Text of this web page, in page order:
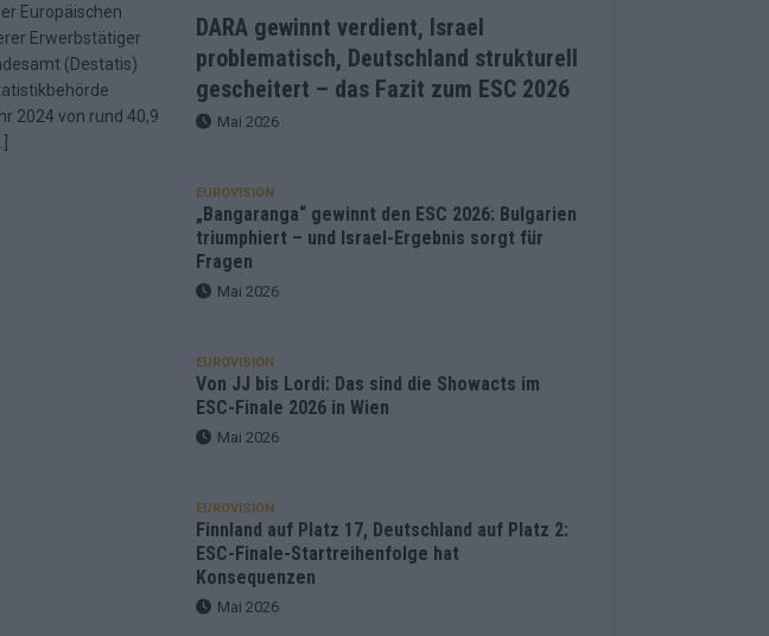
setzt auf viele
– das
Europäischen
Erwerbstätiger
(Destatis)
2024 von rund 40,9
DARA gewinnt verdient, Israel
problematisch, Deutschland strukturell
gescheitert – das Fazit zum ESC 2026
Mai 2026
EUROVISION
„Bangaranga“ gewinnt den ESC 2026: Bulgarien
triumphiert – und Israel-Ergebnis sorgt für
Fragen
Mai 2026
EUROVISION
Von JJ bis Lordi: Das sind die Showacts im
ESC-Finale 2026 in Wien
Mai 2026
EUROVISION
Finnland auf Platz 17, Deutschland auf Platz 2:
ESC-Finale-Startreihenfolge hat
Konsequenzen
Mai 2026